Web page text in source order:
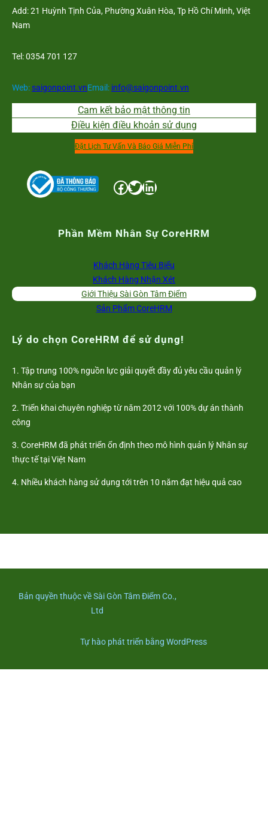
Add: 21 Huỳnh Tịnh Của, Phường Xuân Hòa, Tp Hồ Chí Minh, Việt
Nam
Tel: 0354 701 127
Web:saigonpoint.vnEmail: info@saigonpoint.vn
Cam kết bảo mật thông tin
Điều kiện điều khoản sử dụng
Đặt Lịch Tư Vấn Và Báo Giá Miễn Phí
Facebook Twitter LinkedIn
Phần Mềm Nhân Sự CoreHRM
Khách Hàng Tiêu Biểu
Khách Hàng Nhận Xét
Giới Thiệu Sài Gòn Tâm Điểm
Sản Phẩm CoreHRM
Lý do chọn CoreHRM để sử dụng!
1. Tập trung 100% nguồn lực giải quyết đầy đủ yêu cầu quản lý
Nhân sự của bạn
2. Triển khai chuyên nghiệp từ năm 2012 với 100% dự án thành
công
3. CoreHRM đã phát triển ổn định theo mô hình quản lý Nhân sự
thực tế tại Việt Nam
4. Nhiều khách hàng sử dụng tới trên 10 năm đạt hiệu quả cao
Bản quyền thuộc về Sài Gòn Tâm Điểm Co.,
Ltd
Tự hào phát triển bằng WordPress